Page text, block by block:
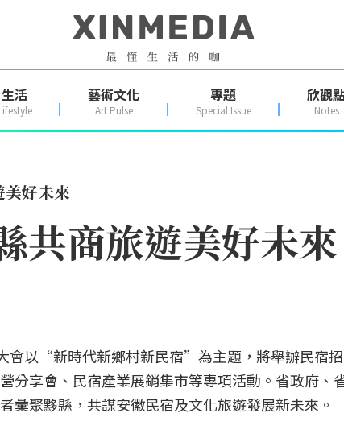
生活 藝術文化
Art Pulse
專題
Special Issue
欣觀
Notes
美好未來
共商旅遊美好未來
會以“新時代新鄉村新民宿”為主題，將舉辦民宿
分享會、民宿產業展銷集市等專項活動。省政府、
彙聚黟縣，共謀安徽民宿及文化旅遊發展新未來。